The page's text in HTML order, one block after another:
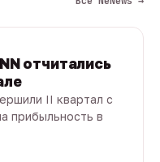
отчитались
II квартал с
прибыльность в